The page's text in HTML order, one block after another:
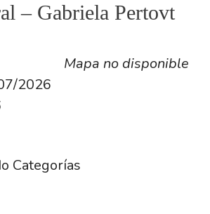
– Gabriela Pertovt
Mapa no disponible
2026
Categorías